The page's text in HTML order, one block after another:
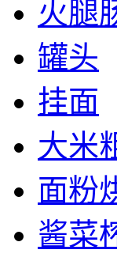
火腿
罐头
挂面
大米
面粉
酱菜